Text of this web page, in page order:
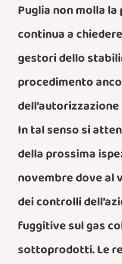
Puglia non molla
continua a
gestori dello
procedimento
In tal senso si
della prossima
novembre dove al
dei controlli
fuggitive sul gas
sottoprodotti. Le